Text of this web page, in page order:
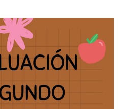
alumnos. Con mucho entusiasmo
este grandioso material.
únicamente lo compartimos
en nuestra labor como
Examen aquí 👇👇 Evaluación